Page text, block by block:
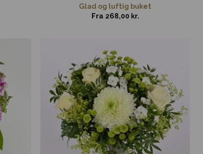
Glad og luftig buket
Fra 268,00 kr.